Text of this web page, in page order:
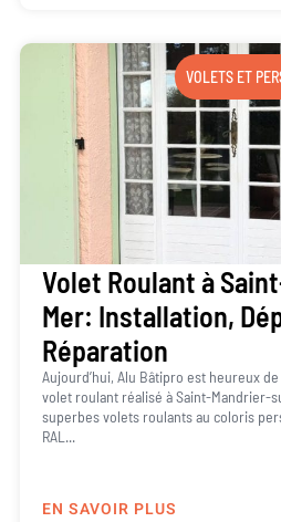
VOLETS ET
Volet Roulant à
Mer: Installation,
Réparation
Aujourd’hui, Alu Bâtipro est heureux
volet roulant réalisé à Saint-Mandrier-
superbes volets roulants au coloris
RAL...
EN SAVOIR PLUS